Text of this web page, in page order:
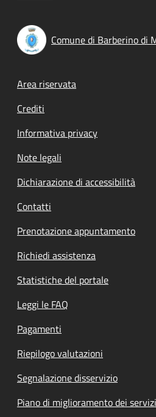
Comune di Barberino di
Footer menu
Area riservata
Crediti
Informativa privacy
Note legali
Dichiarazione di accessibilità
Contatti
Prenotazione appuntamento
Richiedi assistenza
Statistiche del portale
Leggi le FAQ
Pagamenti
Riepilogo valutazioni
Segnalazione disservizio
Piano di miglioramento dei servizi